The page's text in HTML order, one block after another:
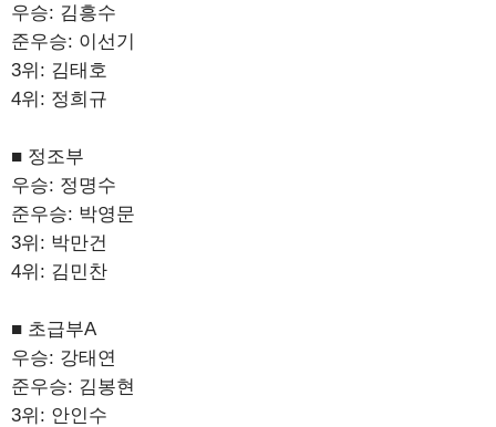
우승: 김흥수
준우승: 이선기
3위: 김태호
4위: 정희규
■ 정조부
우승: 정명수
준우승: 박영문
3위: 박만건
4위: 김민찬
■ 초급부A
우승: 강태연
준우승: 김봉현
3위: 안인수